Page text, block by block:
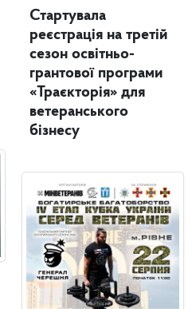
Стартувала
реєстрація на третій
сезон освітньо-
грантової програми
«Траєкторія» для
ветеранського
бізнесу